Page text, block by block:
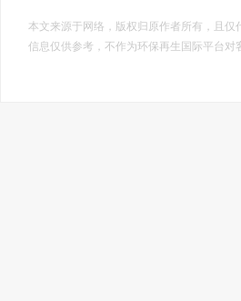
本文来源于网络，版权归原作者所有，且
信息仅供参考，不作为环保再生国际平台